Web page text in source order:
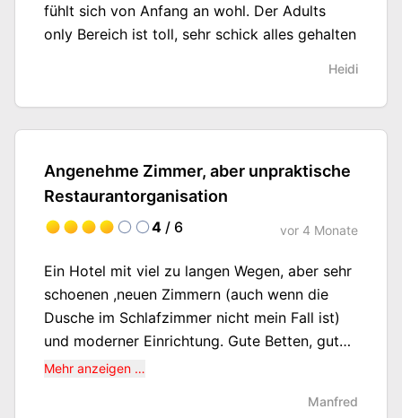
fühlt sich von Anfang an wohl. Der Adults
only Bereich ist toll, sehr schick alles gehalten
Heidi
Angenehme Zimmer, aber unpraktische
Restaurantorganisation
4 / 6 vor 4 Monate
Ein Hotel mit viel zu langen Wegen, aber sehr
schoenen ,neuen Zimmern (auch wenn die
Dusche im Schlafzimmer nicht mein Fall ist)
und moderner Einrichtung. Gute Betten, guter
Schlaf.
Mehr anzeigen …
Manfred